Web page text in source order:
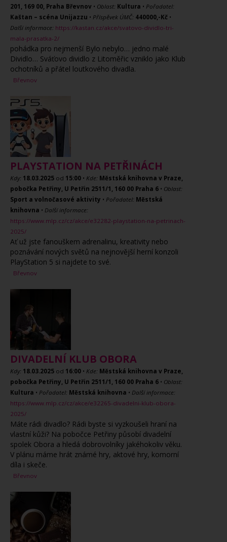
201, 169 00, Praha Břevnov • Oblast: Kultura • Pořadatel:
Kaštan – scéna Unijazzu • Příspěvek ÚMČ: 440000,-Kč •
Další informace: https://kastan.cz/akce/svatovo-dividlo-tri-
mala-prasatka-2/
pohádka pro nejmenší Bylo nebylo… jedno malé
Dividlo… Sváťovo dividlo z Litoměřic vzniklo jako Klub
ochotníků a přátel loutkového divadla.
Břevnov
PLAYSTATION NA PETŘINÁCH
Kdy: 18.03.2025 od 15:00 • Kde: Městská knihovna v Praze,
pobočka Petřiny, U Petřin 2511/1, 160 00 Praha 6 • Oblast:
Sport a volnočasové aktivity • Pořadatel: Městská
knihovna • Další informace:
https://www.mlp.cz/cz/akce/e32282-playstation-na-petrinach-
2025/
Ať už jste fanouškem adrenalinu, kreativity nebo
poznávání nových světů na nejnovější herní konzoli
PlayStation 5 si najdete to své.
Břevnov
DIVADELNÍ KLUB OBORA
Kdy: 18.03.2025 od 16:00 • Kde: Městská knihovna v Praze,
pobočka Petřiny, U Petřin 2511/1, 160 00 Praha 6 • Oblast:
Kultura • Pořadatel: Městská knihovna • Další informace:
https://www.mlp.cz/cz/akce/e32265-divadelni-klub-obora-
2025/
Máte rádi divadlo? Rádi byste si vyzkoušeli hraní na
vlastní kůži? Na pobočce Petřiny působí divadelní
spolek Obora a hledá dobrovolníky jakéhokoliv věku.
V plánu máme hrát známé hry, aktové hry, komorní
díla i skeče.
Břevnov